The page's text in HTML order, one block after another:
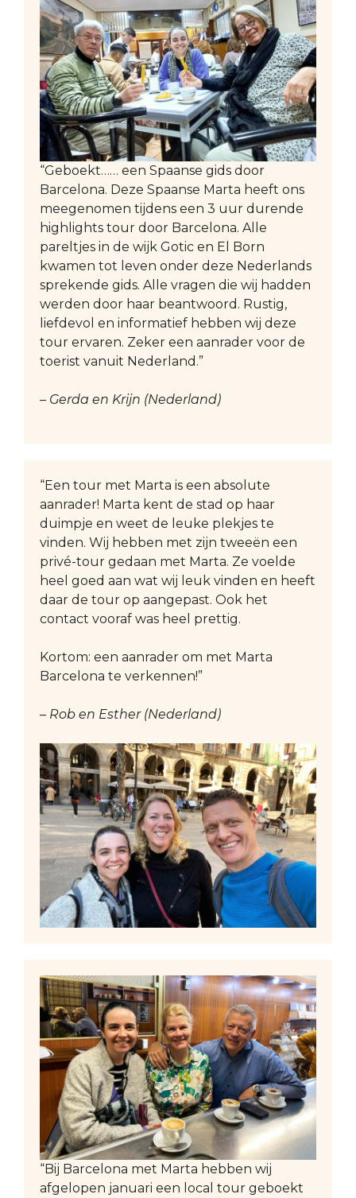
“Geboekt…… een Spaanse gids door
Barcelona. Deze Spaanse Marta heeft ons
meegenomen tijdens een 3 uur durende
highlights tour door Barcelona. Alle
pareltjes in de wijk Gotic en El Born
kwamen tot leven onder deze Nederlands
sprekende gids. Alle vragen die wij hadden
werden door haar beantwoord. Rustig,
liefdevol en informatief hebben wij deze
tour ervaren. Zeker een aanrader voor de
toerist vanuit Nederland.”
– Gerda en Krijn (Nederland)
“Een tour met Marta is een absolute
aanrader! Marta kent de stad op haar
duimpje en weet de leuke plekjes te
vinden. Wij hebben met zijn tweeën een
privé-tour gedaan met Marta. Ze voelde
heel goed aan wat wij leuk vinden en heeft
daar de tour op aangepast. Ook het
contact vooraf was heel prettig.
Kortom: een aanrader om met Marta
Barcelona te verkennen!”
– Rob en Esther (Nederland)
“Bij Barcelona met Marta hebben wij
afgelopen januari een local tour geboekt